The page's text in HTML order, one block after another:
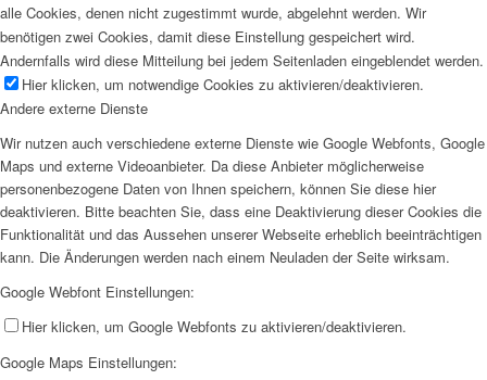
alle Cookies, denen nicht zugestimmt wurde, abgelehnt werden. Wir
benötigen zwei Cookies, damit diese Einstellung gespeichert wird.
Andernfalls wird diese Mitteilung bei jedem Seitenladen eingeblendet werden.
Hier klicken, um notwendige Cookies zu aktivieren/deaktivieren.
Andere externe Dienste
Wir nutzen auch verschiedene externe Dienste wie Google Webfonts, Google
Maps und externe Videoanbieter. Da diese Anbieter möglicherweise
personenbezogene Daten von Ihnen speichern, können Sie diese hier
deaktivieren. Bitte beachten Sie, dass eine Deaktivierung dieser Cookies die
Funktionalität und das Aussehen unserer Webseite erheblich beeinträchtigen
kann. Die Änderungen werden nach einem Neuladen der Seite wirksam.
Google Webfont Einstellungen:
Hier klicken, um Google Webfonts zu aktivieren/deaktivieren.
Google Maps Einstellungen: